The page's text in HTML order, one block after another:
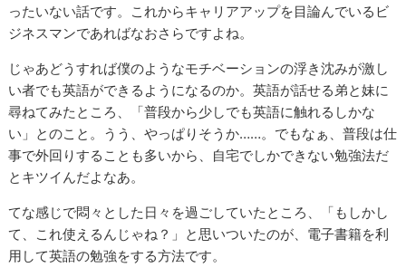
ったいない話です。これからキャリアアップを目論んでいるビ
ジネスマンであればなおさらですよね。
じゃあどうすれば僕のようなモチベーションの浮き沈みが激し
い者でも英語ができるようになるのか。英語が話せる弟と妹に
尋ねてみたところ、「普段から少しでも英語に触れるしかな
い」とのこと。うう、やっぱりそうか……。でもなぁ、普段は仕
事で外回りすることも多いから、自宅でしかできない勉強法だ
とキツイんだよなあ。
てな感じで悶々とした日々を過ごしていたところ、「もしかし
て、これ使えるんじゃね？」と思いついたのが、電子書籍を利
用して英語の勉強をする方法です。